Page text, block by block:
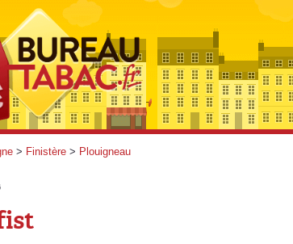
> Finistère > Plouigneau